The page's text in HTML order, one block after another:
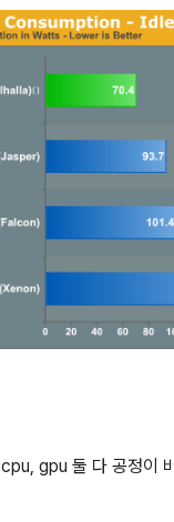
gpu 둘 다 공정이